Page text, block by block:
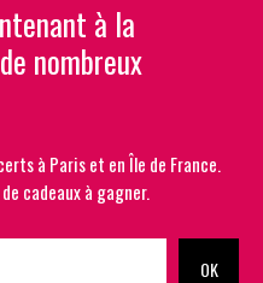
à la
nombreux
à Paris et en Île de France.
cadeaux à gagner.
OK